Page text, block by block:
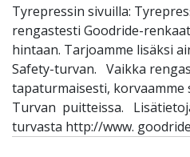
Tyrepressin sivuilla:
rengastesti Goodride-
hintaan. Tarjoamme lisäksi
Safety-turvan. Vaikka
tapaturmaisesti, korvaamme
Turvan puitteissa.
turvasta http://www.